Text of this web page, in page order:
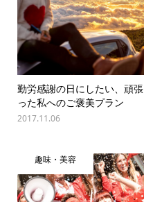
勤労感謝の日にしたい、頑張
った私へのご褒美プラン
2017.11.06
趣味・美容